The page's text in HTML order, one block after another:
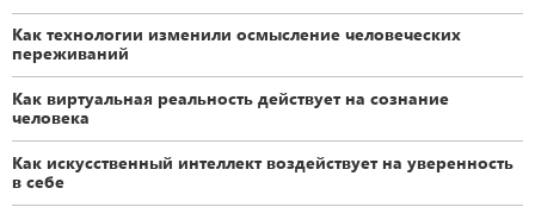
Как технологии изменили осмысление человеческих
переживаний
Как виртуальная реальность действует на сознание
человека
Как искусственный интеллект воздействует на уверенность
в себе